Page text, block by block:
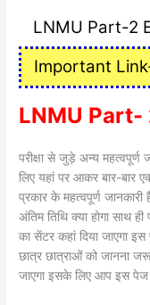
LNMU Part-2
Important
LNMU Part-
परीक्षा से जुड़े अन्य महत्वपूर्ण
लिए यहां पर आकर बार-
प्रकार के महत्वपूर्ण जानकारी
अंतिम तिथि क्या होगा साथ
का सेंटर कहां दिया जाएगा
छात्र छात्राओं को जानना
जाएगा इसके लिए आप इस पेज